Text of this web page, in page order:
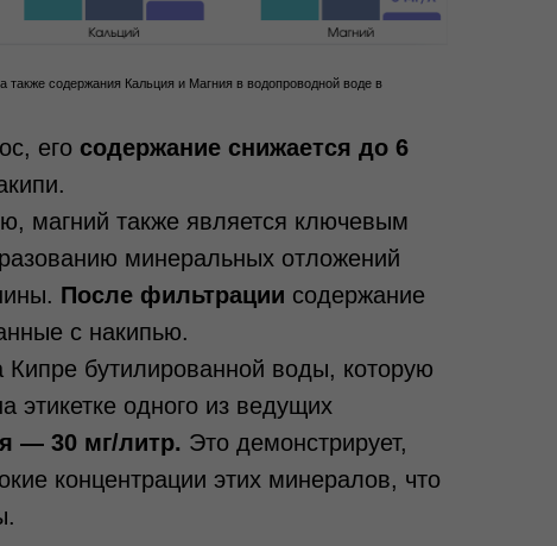
также содержания Кальция и Магния в водопроводной воде в
его содержание снижается до 6
магний также является ключевым
минеральных отложений
После фильтрации содержание
с накипью.
бутилированной воды, которую
этикетке одного из ведущих
— 30 мг/литр. Это демонстрирует,
концентрации этих минералов, что